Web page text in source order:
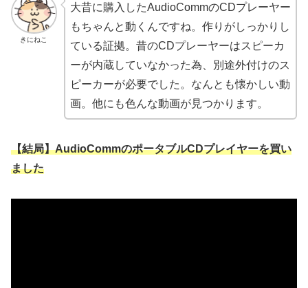
きにねこ
大昔に購入したAudioCommのCDプレーヤー
もちゃんと動くんですね。作りがしっかりし
ている証拠。昔のCDプレーヤーはスピーカ
ーが内蔵していなかった為、別途外付けのス
ピーカーが必要でした。なんとも懐かしい動
画。他にも色んな動画が見つかります。
【結局】AudioCommのポータブルCDプレイヤーを買い
ました